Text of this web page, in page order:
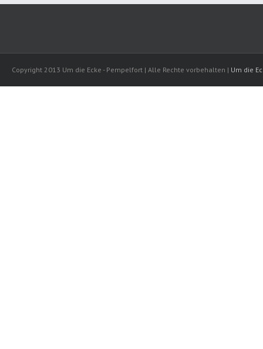
Copyright 2013 Um die Ecke - Pempelfort | Alle Rechte vorbehalten | Um die